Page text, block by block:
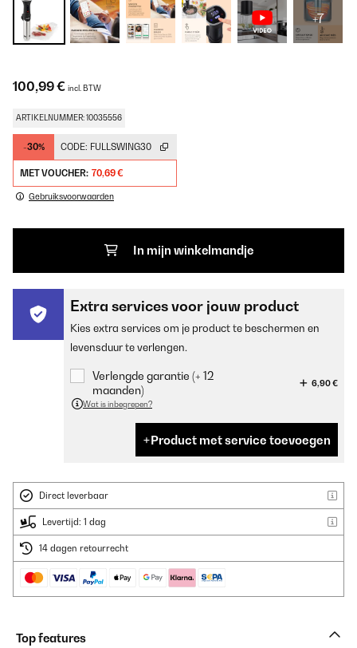
+7
100,99 € incl. BTW
ARTIKELNUMMER: 10035556
-30% CODE: FULLSWING30
MET VOUCHER: 70,69 €
Gebruiksvoorwaarden
In mijn winkelmandje
Extra services voor jouw product
Kies extra services om je product te beschermen en
levensduur te verlengen.
Verlengde garantie (+ 12
maanden)
6,90 €
Wat is inbegrepen?
Product met service toevoegen
Direct leverbaar
Levertijd: 1 dag
14 dagen retourrecht
Top features